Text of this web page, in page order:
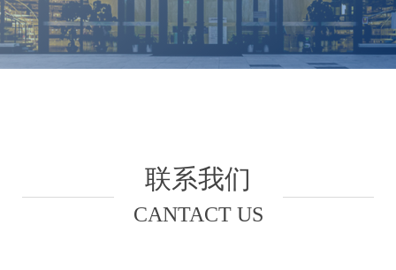
联系我们
CANTACT US